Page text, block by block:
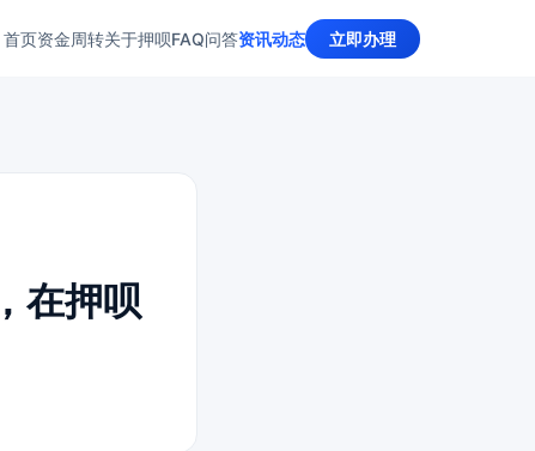
首页资金周转关于押呗FAQ问答资讯动态 立即办理
在押呗